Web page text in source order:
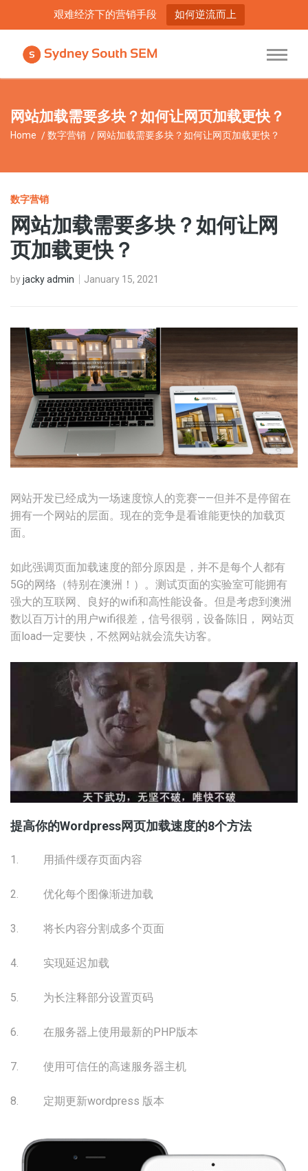
艰难经济下的营销手段 如何逆流而上
网站加载需要多块？如何让网页加载更快？
Home 数字营销 网站加载需要多块？如何让网页加载更快？
数字营销
网站加载需要多块？如何让网
页加载更快？
byjacky admin January 15, 2021
网站开发已经成为一场速度惊人的竞赛——但并不是停留在
拥有一个网站的层面。现在的竞争是看谁能更快的加载页
面。
如此强调页面加载速度的部分原因是，并不是每个人都有
5G的网络（特别在澳洲！）。测试页面的实验室可能拥有
强大的互联网、良好的wifi和高性能设备。但是考虑到澳洲
数以百万计的用户wifi很差，信号很弱，设备陈旧， 网站页
面load一定要快，不然网站就会流失访客。
提高你的Wordpress网页加载速度的8个方法
1. 用插件缓存页面内容
2. 优化每个图像渐进加载
3. 将长内容分割成多个页面
4. 实现延迟加载
5. 为长注释部分设置页码
6. 在服务器上使用最新的PHP版本
7. 使用可信任的高速服务器主机
8. 定期更新wordpress 版本